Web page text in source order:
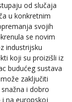
od slučaja
u konkretnim
svojih
se novim
industrijsku
koji su proizišli iz
budućeg sustava
zaključiti
i dobro
na europskoj